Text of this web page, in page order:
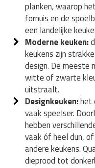
planken, waarop
fornuis en de
een landelijke
Moderne keuken:
keukens zijn
design. De meeste
witte of zwarte
uitstraalt.
Designkeuken:het
vaak speelser.
hebben
vaak óf heel dun,
andere keukens.
dieprood tot